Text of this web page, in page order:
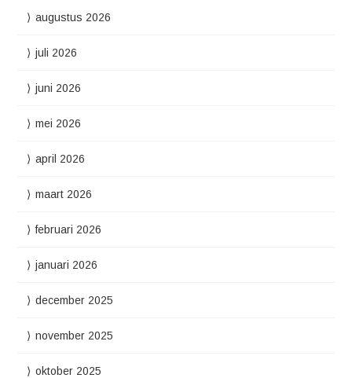
augustus 2026
juli 2026
juni 2026
mei 2026
april 2026
maart 2026
februari 2026
januari 2026
december 2025
november 2025
oktober 2025